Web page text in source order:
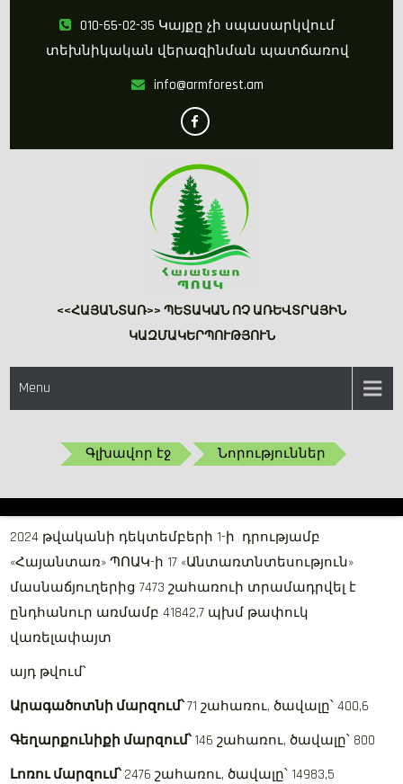
010-65-02-35 Կայքը չի սպասարկվում
տեխնիկական վերազինման պատճառով
info@armforest.am
<<ՀԱՅԱՆՏԱՌ>> ՊԵՏԱԿԱՆ ՈՉ ԱՌԵՎՏՐԱՅԻՆ
ԿԱԶՄԱԿԵՐՊՈՒԹՅՈՒՆ
Menu
Գլխավոր էջ Նորություններ
2024 թվականի դեկտեմբերի 1-ի դրությամբ
«Հայանտառ» ՊՈԱԿ-ի 17 «Անտառտնտեսություն»
մասնաճյուղերից 7473 շահառուի տրամադրվել է
ընդհանուր առմամբ 41842,7 պխմ թափուկ
վառելափայտ
այդ թվում՝
Արագածոտնի մարզում՝71 շահառու, ծավալը՝ 400,6
Գեղարքունիքի մարզում՝146 շահառու, ծավալը՝ 800
Լոռու մարզում՝2476 շահառու, ծավալը՝ 14983,5